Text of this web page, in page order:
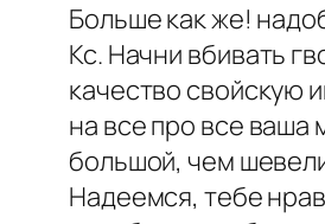
Больше как же!
Кс. Начни вбивать
качество свойскую
на все про все ваша
большой, чем
Надеемся, тебе